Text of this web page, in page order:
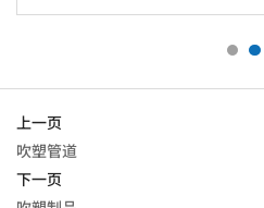
上一页
吹塑管道
下一页